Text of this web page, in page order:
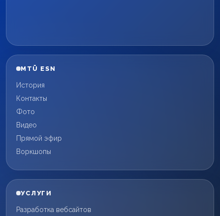
MTÜ ESN
История
Контакты
Фото
Видео
Прямой эфир
Воркшопы
УСЛУГИ
Разработка вебсайтов